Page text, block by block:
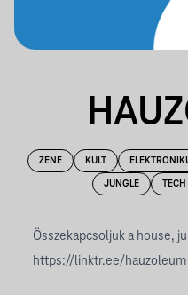
ZENE KULT
JUNGLE TECH
Összekapcsoljuk a house,
https://linktr.ee/hauzoleum